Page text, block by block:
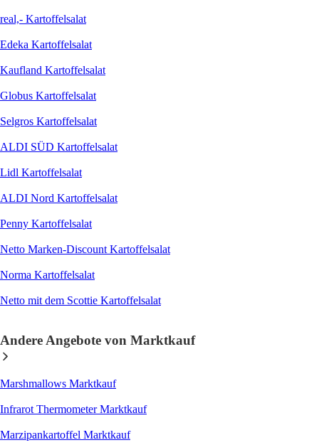
real,- Kartoffelsalat
Edeka Kartoffelsalat
Kaufland Kartoffelsalat
Globus Kartoffelsalat
Selgros Kartoffelsalat
ALDI SÜD Kartoffelsalat
Lidl Kartoffelsalat
ALDI Nord Kartoffelsalat
Penny Kartoffelsalat
Netto Marken-Discount Kartoffelsalat
Norma Kartoffelsalat
Netto mit dem Scottie Kartoffelsalat
Andere Angebote von Marktkauf
Marshmallows Marktkauf
Infrarot Thermometer Marktkauf
Marzipankartoffel Marktkauf